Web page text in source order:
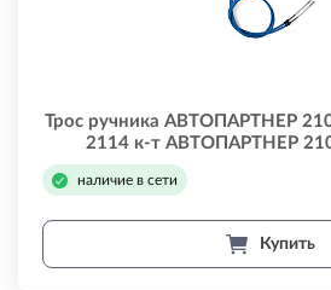
Трос ручника АВТОПАРТНЕР
2114 к-т АВТОПАРТНЕР
наличие в сети
Купить